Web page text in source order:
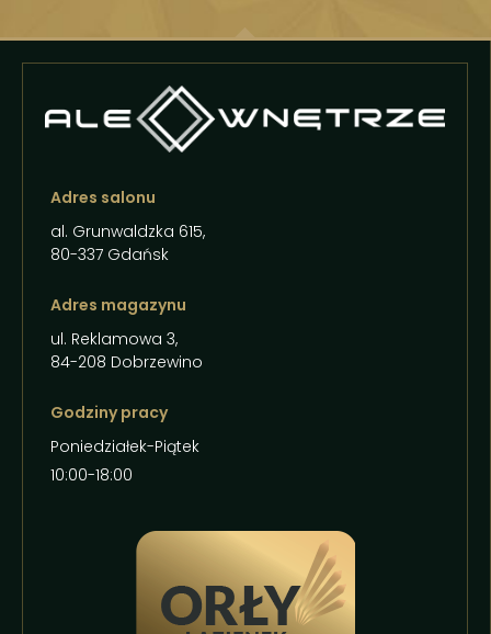
Adres salonu
al. Grunwaldzka 615,
80-337 Gdańsk
Adres magazynu
ul. Reklamowa 3,
84-208 Dobrzewino
Godziny pracy
Poniedziałek-Piątek
10:00-18:00